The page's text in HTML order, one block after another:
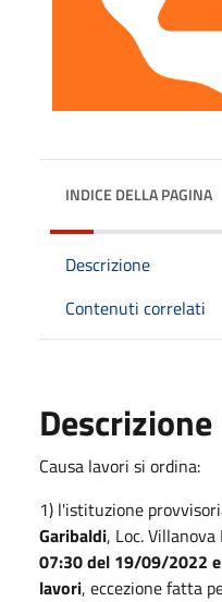
INDICE DELLA PAGINA
Descrizione
Contenuti correlati
Descrizione
Causa lavori si ordina:
1) l'istituzione
Garibaldi, Loc.
07:30 del 19/09/2022
lavori, eccezione fatta